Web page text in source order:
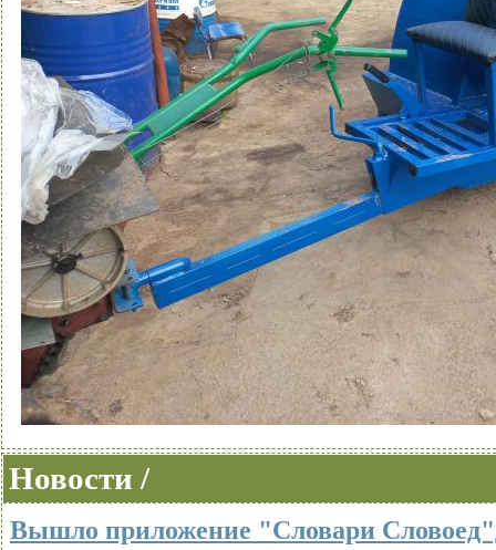
Новости /
Вышло приложение "Словари